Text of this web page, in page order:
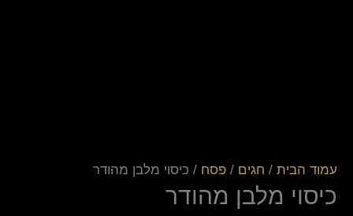
עמוד הבית / חגים / פסח / כיסוי מלבן מהודר
כיסוי מלבן מהודר